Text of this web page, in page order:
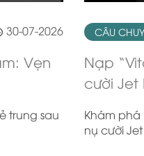
30-07-2026
Vẹn
trung sau
CÂU
Nạp
cười Jet
Khám phá
nụ cười